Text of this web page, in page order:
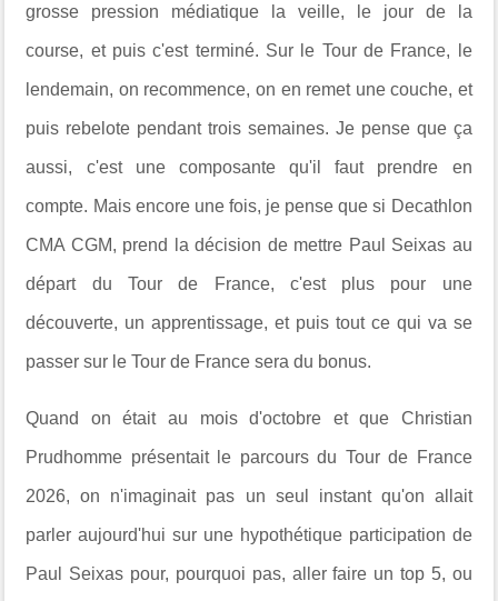
grosse pression médiatique la veille, le jour de la
course, et puis c'est terminé. Sur le Tour de France, le
lendemain, on recommence, on en remet une couche, et
puis rebelote pendant trois semaines. Je pense que ça
aussi, c'est une composante qu'il faut prendre en
compte. Mais encore une fois, je pense que si Decathlon
CMA CGM, prend la décision de mettre Paul Seixas au
départ du Tour de France, c'est plus pour une
découverte, un apprentissage, et puis tout ce qui va se
passer sur le Tour de France sera du bonus.
Quand on était au mois d'octobre et que Christian
Prudhomme présentait le parcours du Tour de France
2026, on n'imaginait pas un seul instant qu'on allait
parler aujourd'hui sur une hypothétique participation de
Paul Seixas pour, pourquoi pas, aller faire un top 5, ou